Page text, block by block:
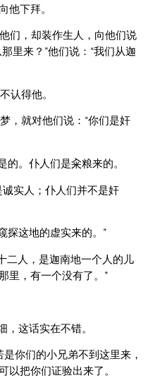
他下拜。
们，却装作生人，向他们说
里来？”他们说：“我们从迦
认得他。
，就对他们说：“你们是奸
的。仆人们是籴粮来的。
实人；仆人们并不是奸
探这地的虚实来的。”
二人，是迦南地一个人的儿
里，有一个没有了。”
，这话实在不错。
你们的小兄弟不到这里来，
以把你们证验出来了。